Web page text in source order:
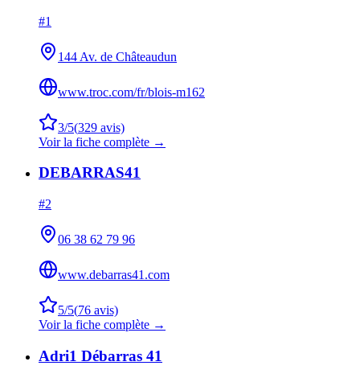
#1
144 Av. de Châteaudun
www.troc.com/fr/blois-m162
3/5(329 avis)
Voir la fiche complète →
DEBARRAS41
#2
06 38 62 79 96
www.debarras41.com
5/5(76 avis)
Voir la fiche complète →
Adri1 Débarras 41